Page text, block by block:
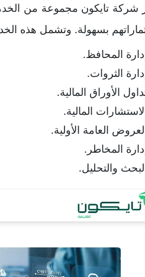
شركة تايكون مجموعة من
بسهولة. وتشمل هذه
المحافظ.
الثروات.
الأوراق المالية.
المالية.
العامة الأولية.
المخاطر.
والتحليل.